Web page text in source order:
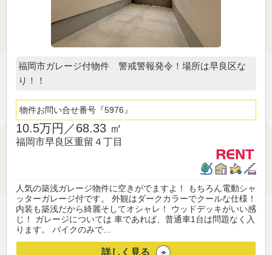
福岡市ガレージ付物件 警戒警報発令！場所は早良区な
り！！
物件お問い合せ番号 5976
10.5万円／68.33 ㎡
福岡市早良区重留４丁目
人気の築浅ガレージ物件に空きがでますよ！ もちろん電動シャ
ッターガレージ付です。 外観はダークカラーでクールな仕様！
内装も築浅だから綺麗そしてオシャレ！ ウッドデッキがいい感
じ！ ガレージについては 車であれば、普通車1台は問題なく入
ります。 バイクのみで...
詳しく見る